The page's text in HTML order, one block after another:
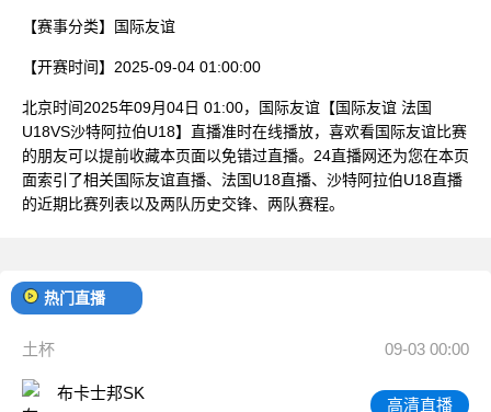
【赛事分类】 国际友谊
【开赛时间】 2025-09-04 01:00:00
北京时间2025年09月04日 01:00，国际友谊【国际友谊 法国
U18VS沙特阿拉伯U18】直播准时在线播放，喜欢看国际友谊比赛
的朋友可以提前收藏本页面以免错过直播。24直播网还为您在本页
面索引了相关国际友谊直播、法国U18直播、沙特阿拉伯U18直播
的近期比赛列表以及两队历史交锋、两队赛程。
热门直播
土杯 09-03 00:00
布卡士邦SK
高清直播